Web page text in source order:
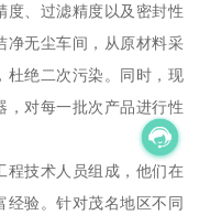
度、过滤精度以及密封性
净无尘车间，从原材料采
杜绝二次污染。同时，现
，对每一批次产品进行性
程技术人员组成，他们在
经验。针对茂名地区不同